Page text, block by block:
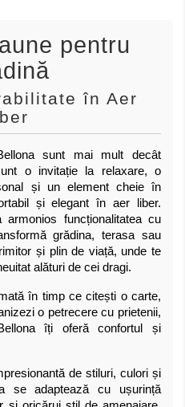
pentru
în Aer
sunt mai mult decât
o invitație la relaxare, o
și un element cheie în
și elegant în aer liber.
funcționalitatea cu
grădina, terasa sau
și plin de viață, unde te
alături de cei dragi.
în timp ce citești o carte,
o petrecere cu prietenii,
îți oferă confortul și
de stiluri, culori și
se adaptează cu ușurință